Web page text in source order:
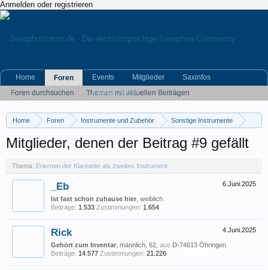
Anmelden oder registrieren
Home Foren Instrumente und Zubehör
Sonstige Instrumente
Mitglieder, denen der Beitrag #9 gefällt
Thema: Erlernen der Klarinette als zweites Instrument
6.Juni.2025
_Eb
Ist fast schon zuhause hier , weiblich
Beiträge: 1.533 Zustimmungen: 1.654
4.Juni.2025
Rick
Gehört zum Inventar , männlich, 62, aus D-74613 Öhringen
Beiträge: 14.577 Zustimmungen: 21.226
Home
Foren
Foren durchsuchen
Themen mit aktuellen Beiträgen
Events Mitglieder
Saxinfos
Kleinanzeigen